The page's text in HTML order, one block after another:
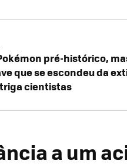
pré-histórico,
que se escondeu da
cientistas
a um